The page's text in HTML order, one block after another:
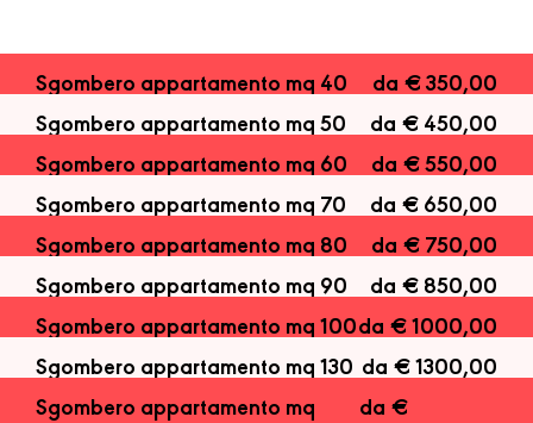
Sgombero appartamento mq 40
da € 350,00
Sgombero appartamento mq 50
da € 450,00
Sgombero appartamento mq 60
da € 550,00
Sgombero appartamento mq 70
da € 650,00
Sgombero appartamento mq 80
da € 750,00
Sgombero appartamento mq 90
da € 850,00
Sgombero appartamento mq 100da € 1000,00
Sgombero appartamento mq 130 da € 1300,00
Sgombero appartamento mq
da €